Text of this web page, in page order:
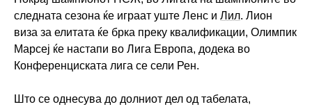
следната сезона ќе играат уште Ленс и Лил. Лион
виза за елитата ќе брка преку квалификации, Олимпик
Марсеј ќе настапи во Лига Европа, додека во
Конференциската лига се сели Рен.
Што се однесува до долниот дел од табелата,